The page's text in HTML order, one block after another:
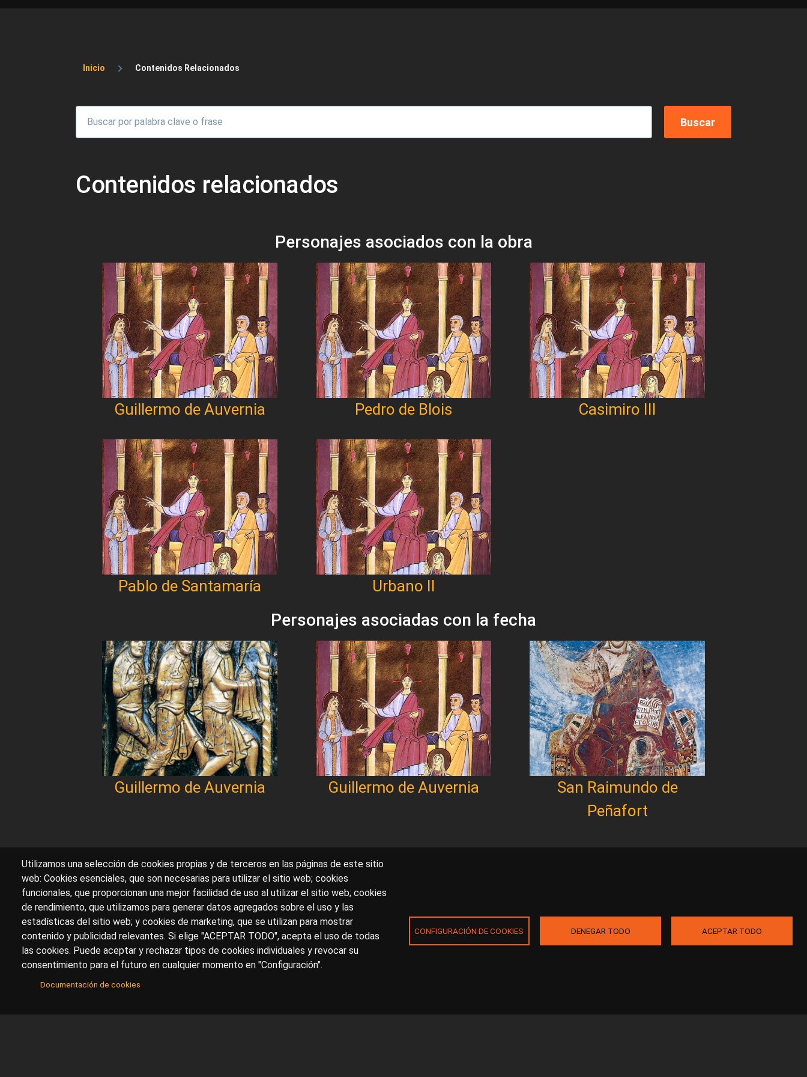
Sobrescribir enlaces de ayuda a la navegación
Inicio Contenidos Relacionados
Contenidos relacionados
Personajes asociados con la obra
Guillermo de Auvernia Pedro de Blois Casimiro III
Pablo de Santamaría Urbano II
Personajes asociadas con la fecha
Guillermo de Auvernia Guillermo de Auvernia
San Raimundo de
Peñafort
Utilizamos una selección de cookies propias y de terceros en las páginas de este sitio
web: Cookies esenciales, que son necesarias para utilizar el sitio web; cookies
funcionales, que proporcionan una mejor facilidad de uso al utilizar el sitio web; cookies
de rendimiento, que utilizamos para generar datos agregados sobre el uso y las
estadísticas del sitio web; y cookies de marketing, que se utilizan para mostrar
contenido y publicidad relevantes. Si elige "ACEPTAR TODO", acepta el uso de todas
las cookies. Puede aceptar y rechazar tipos de cookies individuales y revocar su
consentimiento para el futuro en cualquier momento en "Configuración".
Documentación de cookies
CONFIGURACIÓN DE COOKIES DENEGAR TODO ACEPTAR TODO